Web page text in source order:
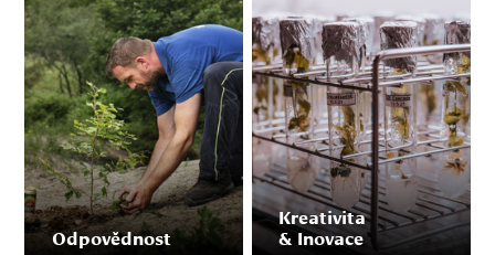
Odpovědnost
Kreativita
& Inovace